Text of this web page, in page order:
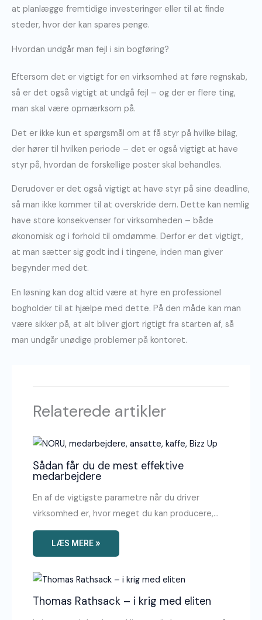
at planlægge fremtidige investeringer eller til at finde
steder, hvor der kan spares penge.
Hvordan undgår man fejl i sin bogføring?
Eftersom det er vigtigt for en virksomhed at føre regnskab,
så er det også vigtigt at undgå fejl – og der er flere ting,
man skal være opmærksom på.
Det er ikke kun et spørgsmål om at få styr på hvilke bilag,
der hører til hvilken periode – det er også vigtigt at have
styr på, hvordan de forskellige poster skal behandles.
Derudover er det også vigtigt at have styr på sine deadline,
så man ikke kommer til at overskride dem. Dette kan nemlig
have store konsekvenser for virksomheden – både
økonomisk og i forhold til omdømme. Derfor er det vigtigt,
at man sætter sig godt ind i tingene, inden man giver
begynder med det.
En løsning kan dog altid være at hyre en professionel
bogholder til at hjælpe med dette. På den måde kan man
være sikker på, at alt bliver gjort rigtigt fra starten af, så
man undgår unødige problemer på kontoret.
Relaterede artikler
Sådan får du de mest effektive
medarbejdere
En af de vigtigste parametre når du driver
virksomhed er, hvor meget du kan producere,…
LÆS MERE »
Thomas Rathsack – i krig med eliten